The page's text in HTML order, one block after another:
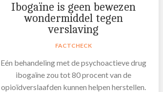
Ibogaïne is geen bewezen
wondermiddel tegen
verslaving
FACTCHECK
Eén behandeling met de psychoactieve drug
ibogaïne zou tot 80 procent van de
opioïdverslaafden kunnen helpen herstellen.